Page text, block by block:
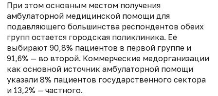
При этом основным местом получения
амбулаторной медицинской помощи для
подавляющего большинства респондентов обеих
групп остается городская поликлиника. Ее
выбирают 90,8% пациентов в первой группе и
91,6% — во второй. Коммерческие медорганизации
как основной источник амбулаторной помощи
указали 8% пациентов государственного сектора
и 13,2% — частного.